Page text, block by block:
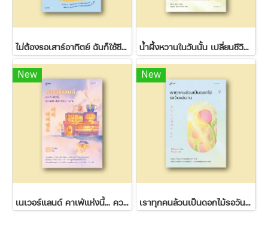
ไม่ต้องรอเสาร์อาทิตย์ ฉันก็ใช้ชีวิตได้ น้ำผึ้งหวานในวันนั้น เปลี่ยนชีวิตขมๆ ของฉันในวันนี้
New
เนเวอร์แลนด์ คาเฟ่แห่งนี้... ความฝันไม่มีวันหมดอายุ
New
เราทุกคนล้วนเป็นดอกไม้รอวันผลิบาน